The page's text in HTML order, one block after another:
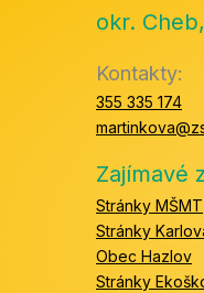
okr.
Kontakty:
355 335 174
Zajímavé
Stránky MŠMT
Stránky
Obec Hazlov
Stránky